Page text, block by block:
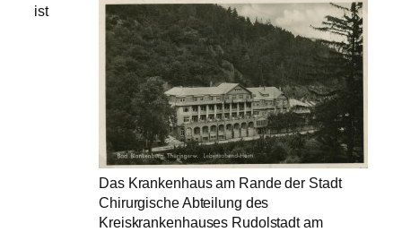
Das Krankenhaus am Rande der Stadt
Chirurgische Abteilung des
Kreiskrankenhauses Rudolstadt am
ist